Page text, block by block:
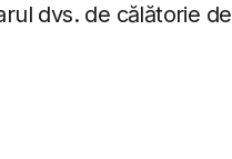
dvs. de călătorie de